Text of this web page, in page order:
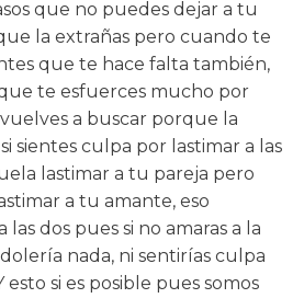
que no puedes dejar a tu
la extrañas pero cuando te
que te hace falta también,
te esfuerces mucho por
a buscar porque la
sientes culpa por lastimar a las
lastimar a tu pareja pero
a tu amante, eso
las dos pues si no amaras a la
nada, ni sentirías culpa
si es posible pues somos